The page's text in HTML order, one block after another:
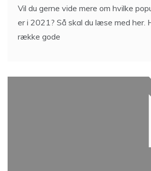
Vil du gerne vide mere om hvilke
er i 2021? Så skal du læse med her.
række gode